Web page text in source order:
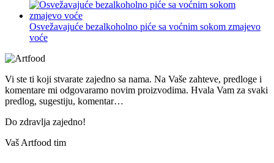
Osvežavajuće bezalkoholno piće sa voćnim sokom zmajevo
voće
Vi ste ti koji stvarate zajedno sa nama. Na Vaše zahteve, predloge i
komentare mi odgovaramo novim proizvodima. Hvala Vam za svaki
predlog, sugestiju, komentar…
Do zdravlja zajedno!
Vaš Artfood tim